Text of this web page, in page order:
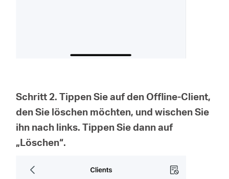
Schritt 2. Tippen Sie auf den Offline-Client,
den Sie löschen möchten, und wischen Sie
ihn nach links. Tippen Sie dann auf
„Löschen“.